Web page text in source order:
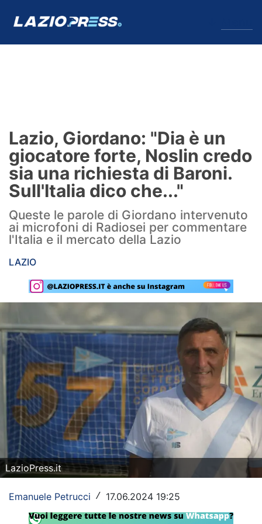
Formello
Infortuni
Primavera
Calciomercato
Rassegna Lazio
Social
Calcio
Serie A
Champions League
Europa League
Altri Sport
Formula 1
Vela
Lazio, Giordano: "Dia è un
giocatore forte, Noslin credo
sia una richiesta di Baroni.
Sull'Italia dico che..."
Queste le parole di Giordano intervenuto
ai microfoni di Radiosei per commentare
l'Italia e il mercato della Lazio
LAZIO
LazioPress.it
Emanuele Petrucci / 17.06.2024 19:25